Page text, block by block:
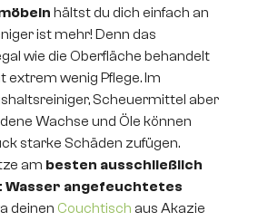
hältst du dich einfach an
ist mehr! Denn das
wie die Oberfläche behandelt
extrem wenig Pflege. Im
Scheuermittel aber
Wachse und Öle können
starke Schäden zufügen.
am besten ausschließlich
Wasser angefeuchtetes
deinen Couchtisch aus Akazie